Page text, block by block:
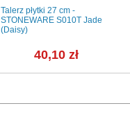
Talerz płytki 27 cm -
STONEWARE S010T Jade
(Daisy)
40,10 zł